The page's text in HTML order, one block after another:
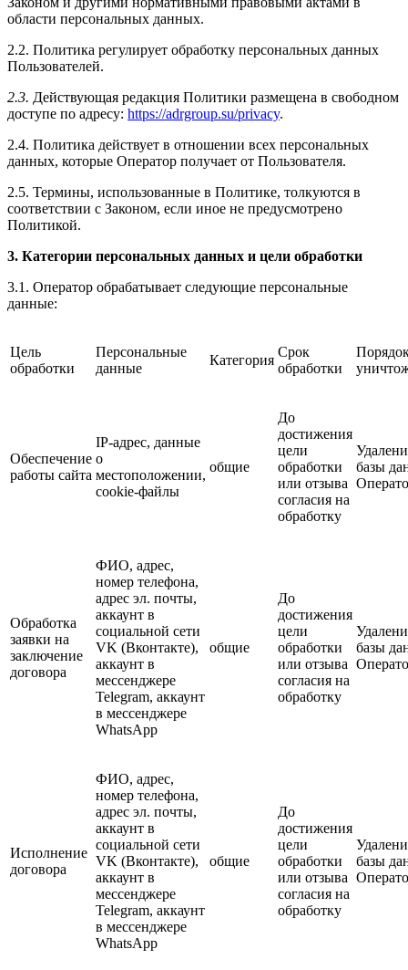
области персональных данных.
2.2. Политика регулирует обработку персональных данных
Пользователей.
2.3. Действующая редакция Политики размещена в свободном
доступе по адресу: https://adrgroup.su/privacy.
2.4. Политика действует в отношении всех персональных
данных, которые Оператор получает от Пользователя.
2.5. Термины, использованные в Политике, толкуются в
соответствии с Законом, если иное не предусмотрено
Политикой.
3. Категории персональных данных и цели обработки
3.1. Оператор обрабатывает следующие персональные
данные:
Цель
обработки
Персональные
данные
Категория
Срок
обработки
Обеспечение
работы сайта
IP-адрес, данные
о
местоположении,
cookie-файлы
общие
До
достижения
цели
обработки
или отзыва
согласия на
обработку
базы
Обработка
заявки на
заключение
договора
ФИО, адрес,
номер телефона,
адрес эл. почты,
аккаунт в
социальной сети
VK (Вконтакте),
аккаунт в
мессенджере
Telegram, аккаунт
в мессенджере
WhatsApp
общие
До
достижения
цели
обработки
или отзыва
согласия на
обработку
базы
Исполнение
договора
ФИО, адрес,
номер телефона,
адрес эл. почты,
аккаунт в
социальной сети
VK (Вконтакте),
аккаунт в
мессенджере
Telegram, аккаунт
в мессенджере
WhatsApp
общие
До
достижения
цели
обработки
или отзыва
согласия на
обработку
базы